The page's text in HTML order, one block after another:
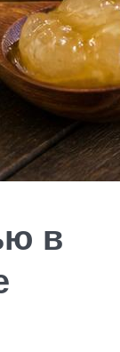
в